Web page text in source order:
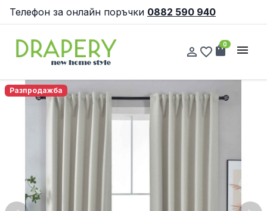
Телефон за онлайн поръчки 0882 590 940
person_outline favorite_border shopping_bag
0 menu
Разпродажба